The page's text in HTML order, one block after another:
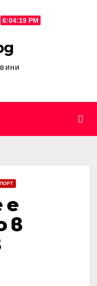
6:04:20 PM
е
в